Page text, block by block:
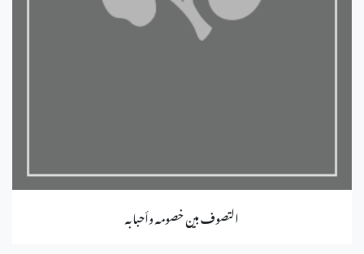
التصوف بين خصومه وأحبابه